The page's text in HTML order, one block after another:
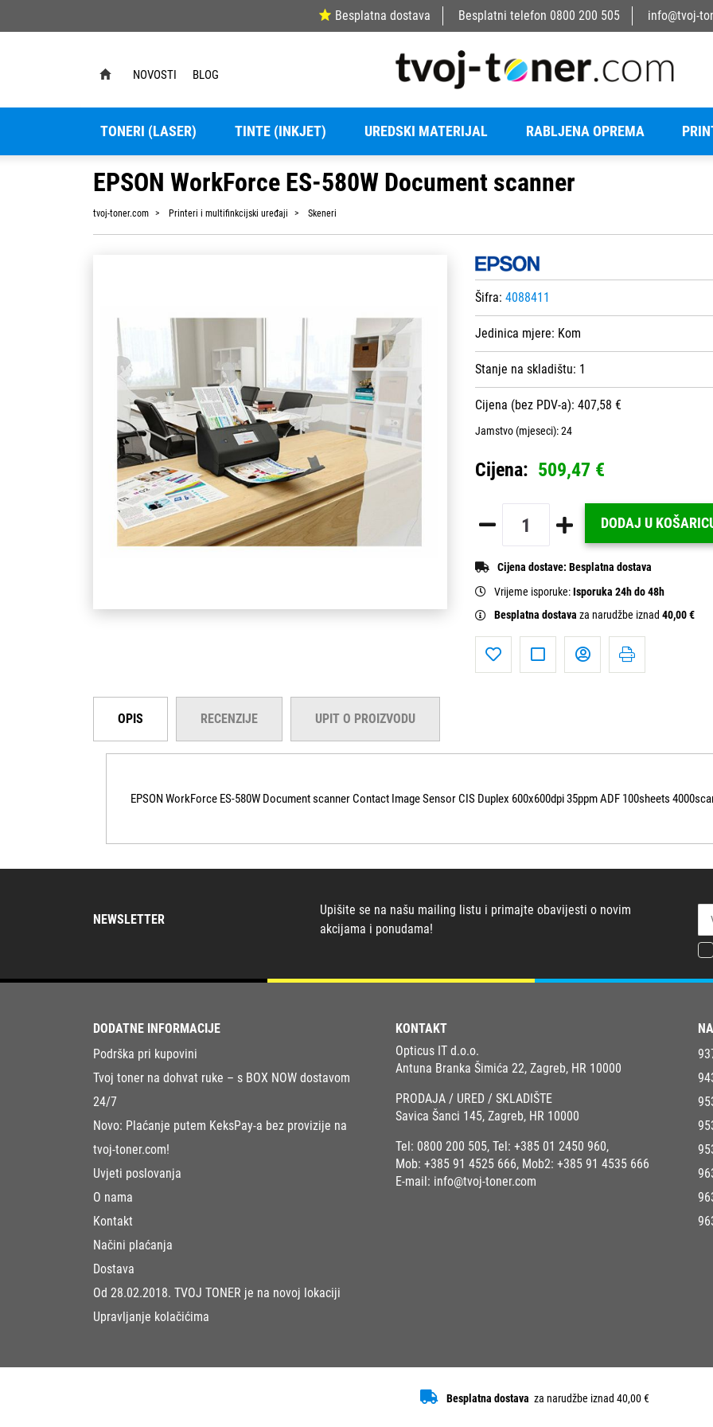
Besplatna dostava Besplatni telefon 0800 200 505 info@tvoj-
NOVOSTI BLOG
TONERI (LASER) TINTE (INKJET) UREDSKI MATERIJAL RABLJENA OPREMA
EPSON WorkForce ES-580W Document scanner
tvoj-toner.com Printeri i multifinkcijski uređaji Skeneri
Šifra: 4088411
Jedinica mjere: Kom
Stanje na skladištu: 1
Cijena (bez PDV-a): 407,58 €
Jamstvo (mjeseci):24
Cijena: 509,47 €
DODAJ U
Cijena dostave: Besplatna dostava
Vrijeme isporuke:Isporuka 24h do 48h
Besplatna dostava za narudžbe iznad 40,00 €
OPIS RECENZIJE UPIT O PROIZVODU
EPSON WorkForce ES-580W Document scanner Contact Image Sensor CIS Duplex 600x600dpi 35ppm ADF 100sheets
NEWSLETTER
Upišite se na našu mailing listu i primajte obavijesti o novim
akcijama i ponudama!
DODATNE INFORMACIJE
Podrška pri kupovini
Tvoj toner na dohvat ruke – s BOX NOW dostavom
24/7
Novo: Plaćanje putem KeksPay-a bez provizije na
tvoj-toner.com!
Uvjeti poslovanja
O nama
Kontakt
Načini plaćanja
Dostava
Od 28.02.2018. TVOJ TONER je na novoj lokaciji
Upravljanje kolačićima
KONTAKT
Opticus IT d.o.o.
Antuna Branka Šimića 22, Zagreb, HR 10000
PRODAJA / URED / SKLADIŠTE
Savica Šanci 145, Zagreb, HR 10000
Tel: 0800 200 505, Tel: +385 01 2450 960,
Mob: +385 91 4525 666, Mob2: +385 91 4535 666
E-mail: info@tvoj-toner.com
Besplatna dostava za narudžbe iznad 40,00 €